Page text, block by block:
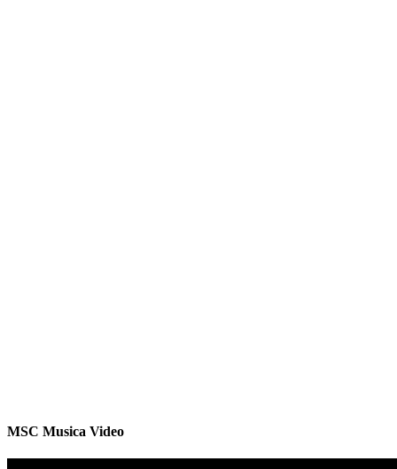
MSC Musica Video